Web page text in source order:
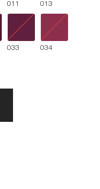
011 013
033 034